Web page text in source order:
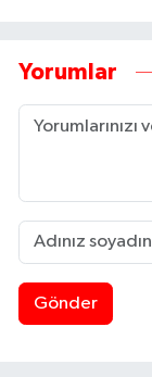
Yorumlar
Gönder